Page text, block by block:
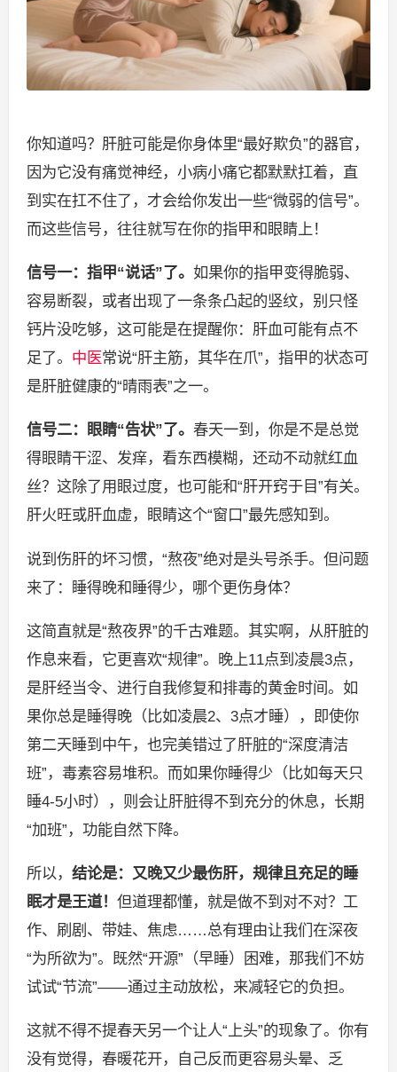
你知道吗？肝脏可能是你身体里“最好欺负”的器官，
因为它没有痛觉神经，小病小痛它都默默扛着，直
到实在扛不住了，才会给你发出一些“微弱的信号”。
而这些信号，往往就写在你的指甲和眼睛上！
信号一：指甲“说话”了。 如果你的指甲变得脆弱、
容易断裂，或者出现了一条条凸起的竖纹，别只怪
钙片没吃够，这可能是在提醒你：肝血可能有点不
足了。 中医常说“肝主筋，其华在爪”，指甲的状态可
是肝脏健康的“晴雨表”之一。
信号二：眼睛“告状”了。 春天一到，你是不是总觉
得眼睛干涩、发痒，看东西模糊，还动不动就红血
丝？这除了用眼过度，也可能和“肝开窍于目”有关。
肝火旺或肝血虚，眼睛这个“窗口”最先感知到。
说到伤肝的坏习惯，“熬夜”绝对是头号杀手。但问题
来了：睡得晚和睡得少，哪个更伤身体？
这简直就是“熬夜界”的千古难题。其实啊，从肝脏的
作息来看，它更喜欢“规律”。晚上11点到凌晨3点，
是肝经当令、进行自我修复和排毒的黄金时间。如
果你总是睡得晚（比如凌晨2、3点才睡），即使你
第二天睡到中午，也完美错过了肝脏的“深度清洁
班”，毒素容易堆积。而如果你睡得少（比如每天只
睡4-5小时），则会让肝脏得不到充分的休息，长期
“加班”，功能自然下降。
所以， 结论是：又晚又少最伤肝，规律且充足的睡
眠才是王道！ 但道理都懂，就是做不到对不对？工
作、刷剧、带娃、焦虑……总有理由让我们在深夜
“为所欲为”。既然“开源”（早睡）困难，那我们不妨
试试“节流”——通过主动放松，来减轻它的负担。
这就不得不提春天另一个让人“上头”的现象了。你有
没有觉得，春暖花开，自己反而更容易头晕、乏